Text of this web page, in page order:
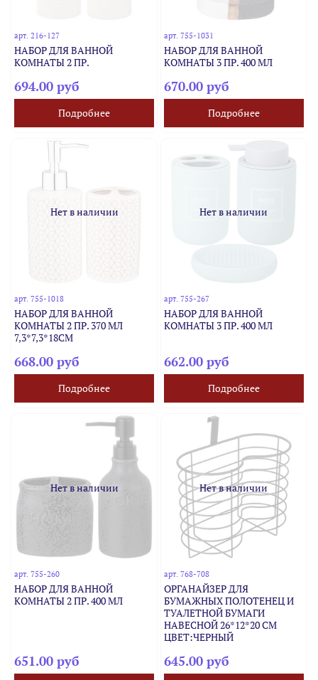
арт. 216-127
НАБОР ДЛЯ ВАННОЙ
КОМНАТЫ 2 ПР.
694.00 руб
Подробнее
арт. 755-1031
НАБОР ДЛЯ ВАННОЙ
КОМНАТЫ 3 ПР. 400 МЛ
670.00 руб
Подробнее
Нет в наличии
арт.755-1018
НАБОР ДЛЯ ВАННОЙ
КОМНАТЫ 2 ПР. 370 МЛ
7,3*7,3*18СМ
668.00 руб
Подробнее
Нет в наличии
арт. 755-267
НАБОР ДЛЯ ВАННОЙ
КОМНАТЫ 3 ПР. 400 МЛ
662.00 руб
Подробнее
Нет в наличии
арт.755-260
НАБОР ДЛЯ ВАННОЙ
КОМНАТЫ 2 ПР. 400 МЛ
651.00 руб
Нет в наличии
арт. 768-708
ОРГАНАЙЗЕР ДЛЯ
БУМАЖНЫХ ПОЛОТЕНЕЦ И
ТУАЛЕТНОЙ БУМАГИ
НАВЕСНОЙ 26*12*20 СМ
ЦВЕТ:ЧЕРНЫЙ
645.00 руб